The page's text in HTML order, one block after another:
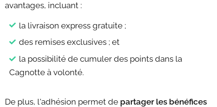
avantages, incluant :
la livraison express gratuite ;
des remises exclusives ; et
la possibilité de cumuler des points dans la
Cagnotte à volonté.
De plus, l'adhésion permet de partager les bénéfices